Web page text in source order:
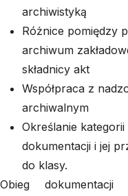
archiwistyką
Różnice pomiędzy
archiwum
składnicy akt
Współpraca z
archiwalnym
Określanie
dokumentacji i jej
do klasy.
Obieg dokumentacji